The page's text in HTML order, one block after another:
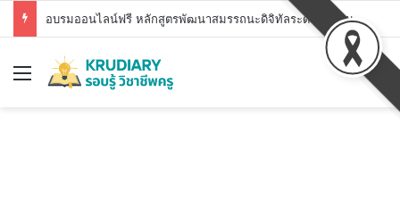
อบรมออนไลน์ฟรี หลักสูตรพัฒนาสมรรถนะดิจิทัลระดับพื้นฐาน สพฐ. DC1 – DC7 รับวุฒิบัตร สพฐ.
Menu